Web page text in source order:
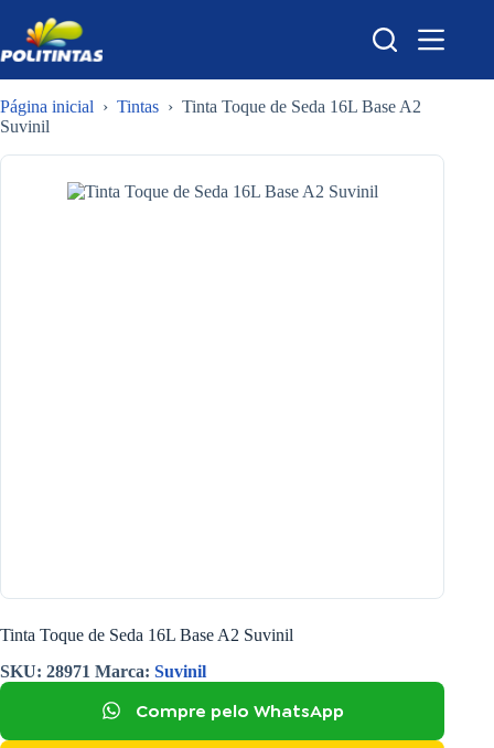
para
o
conteúdo
Página inicial › Tintas › Tinta Toque de Seda 16L Base A2
Suvinil
Tinta Toque de Seda 16L Base A2 Suvinil
SKU: 28971 Marca: Suvinil
Compre pelo WhatsApp